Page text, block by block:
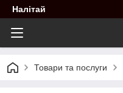
Налітай
Товари та послуги